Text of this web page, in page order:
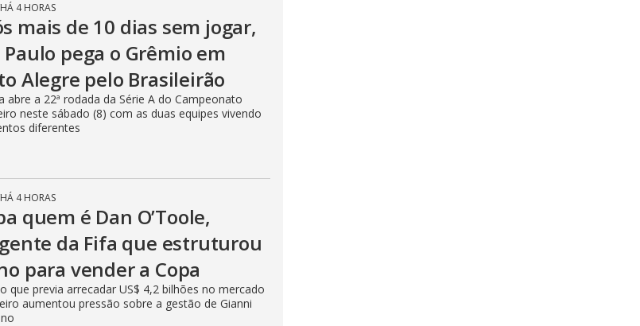
HÁ 4 HORAS
mais de 10 dias sem jogar,
Paulo pega o Grêmio em
Alegre pelo Brasileirão
abre a 22ª rodada da Série A do Campeonato
neste sábado (8) com as duas equipes vivendo
diferentes
HÁ 4 HORAS
quem é Dan O’Toole,
da Fifa que estruturou
para vender a Copa
que previa arrecadar US$ 4,2 bilhões no mercado
aumentou pressão sobre a gestão de Gianni